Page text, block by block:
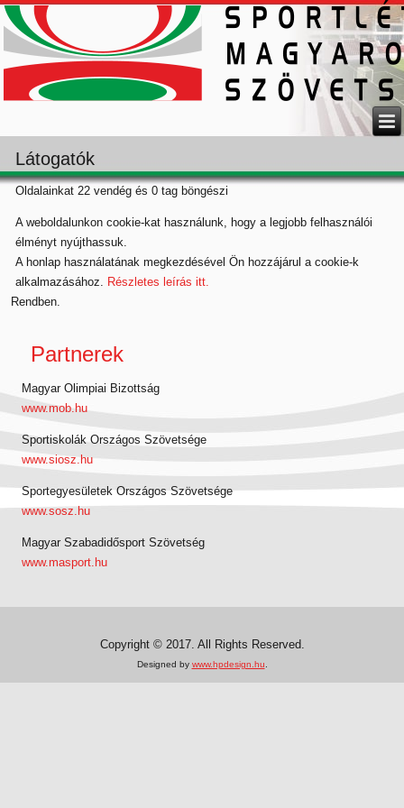
Látogatók
Oldalainkat 22 vendég és 0 tag böngészi
A weboldalunkon cookie-kat használunk, hogy a legjobb felhasználói
élményt nyújthassuk.
A honlap használatának megkezdésével Ön hozzájárul a cookie-k
alkalmazásához. Részletes leírás itt.
Rendben.
Partnerek
Magyar Olimpiai Bizottság
www.mob.hu
Sportiskolák Országos Szövetsége
www.siosz.hu
Sportegyesületek Országos Szövetsége
www.sosz.hu
Magyar Szabadidősport Szövetség
www.masport.hu
Copyright © 2017. All Rights Reserved.
Designed by www.hpdesign.hu